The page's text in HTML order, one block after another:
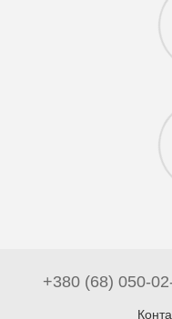
+380 (68) 050-